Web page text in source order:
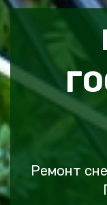
Ремонт